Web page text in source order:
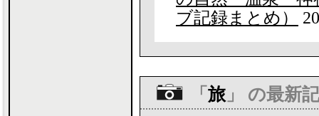
ブ記録まとめ）
「 旅 」 の最新